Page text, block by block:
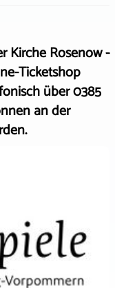
Kirche Rosenow -
Ticketshop
über 0385
an der